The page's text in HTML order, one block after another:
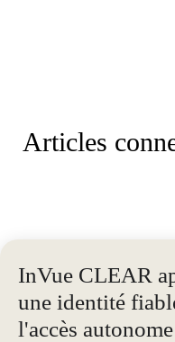
Articles
InVue CLEAR
une identité
l'accès